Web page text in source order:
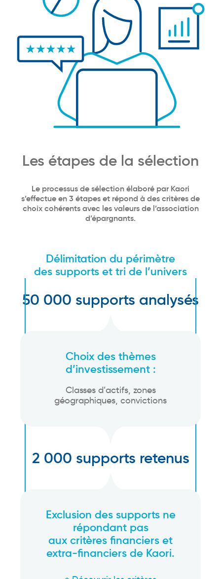
Les étapes de la sélection
Le processus de sélection élaboré par Kaori
s’effectue en 3 étapes et répond à des critères de
choix cohérents avec les valeurs de l’association
d’épargnants.
Délimitation du périmètre
des supports et tri de l’univers
50 000 supports analysés
Choix des thèmes
d’investissement :
Classes d’actifs, zones
géographiques, convictions
2 000 supports retenus
Exclusion des supports ne
répondant pas
aux critères financiers et
extra-financiers de Kaori.